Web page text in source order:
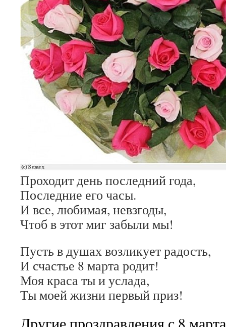
Проходит день последний года,
Последние его часы.
И все, любимая, невзгоды,
Чтоб в этот миг забыли мы!
Пусть в душах возликует радость,
И счастье 8 марта родит!
Моя краса ты и услада,
Ты моей жизни первый приз!